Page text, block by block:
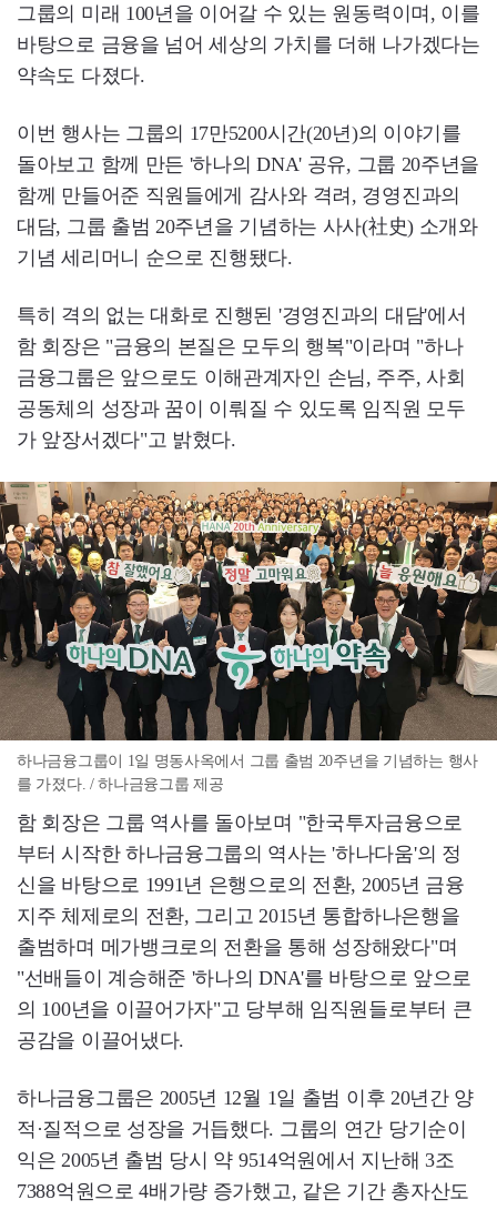
그룹의 미래 100년을 이어갈 수 있는 원동력이며, 이를
바탕으로 금융을 넘어 세상의 가치를 더해 나가겠다는
약속도 다졌다.
이번 행사는 그룹의 17만5200시간(20년)의 이야기를
돌아보고 함께 만든 '하나의 DNA' 공유, 그룹 20주년을
함께 만들어준 직원들에게 감사와 격려, 경영진과의
대담, 그룹 출범 20주년을 기념하는 사사(社史) 소개와
기념 세리머니 순으로 진행됐다.
특히 격의 없는 대화로 진행된 '경영진과의 대담'에서
함 회장은 "금융의 본질은 모두의 행복"이라며 "하나
금융그룹은 앞으로도 이해관계자인 손님, 주주, 사회
공동체의 성장과 꿈이 이뤄질 수 있도록 임직원 모두
가 앞장서겠다"고 밝혔다.
하나금융그룹이 1일 명동사옥에서 그룹 출범 20주년을 기념하는 행사
를 가졌다. / 하나금융그룹 제공
함 회장은 그룹 역사를 돌아보며 "한국투자금융으로
부터 시작한 하나금융그룹의 역사는 '하나다움'의 정
신을 바탕으로 1991년 은행으로의 전환, 2005년 금융
지주 체제로의 전환, 그리고 2015년 통합하나은행을
출범하며 메가뱅크로의 전환을 통해 성장해왔다"며
"선배들이 계승해준 '하나의 DNA'를 바탕으로 앞으로
의 100년을 이끌어가자"고 당부해 임직원들로부터 큰
공감을 이끌어냈다.
하나금융그룹은 2005년 12월 1일 출범 이후 20년간 양
적·질적으로 성장을 거듭했다. 그룹의 연간 당기순이
익은 2005년 출범 당시 약 9514억원에서 지난해 3조
7388억원으로 4배가량 증가했고, 같은 기간 총자산도